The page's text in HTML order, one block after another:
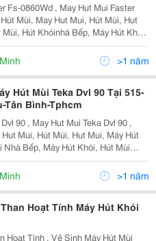
Fs-0860Wd , May Hut Mui Faster
Mùi, May Hut Mui, Hút Mùi, Hut
Hút Khóinhà Bếp, Máy Hút Khói,
Điển, Hút Mùi Độc Lập Máy Hút
G Iá Khuyến Mãi
>1 năm
Hút Mùi Teka Dvl 90 Tại 515-
Tân Bình-Tphcm
90 , May Hut Mui Teka Dvl 90 ,
Mui, Hút Mùi, Hut Mui, Máy Hút
Bếp, Máy Hút Khói, Hút Mùi
Mùi Độc Lập Máy Hút Mùi
Mãi :19.400.000 Vn
>1 năm
Hoạt Tính Máy Hút Khói
Hoạt Tính , Vệ Sinh Máy Hút Mùi